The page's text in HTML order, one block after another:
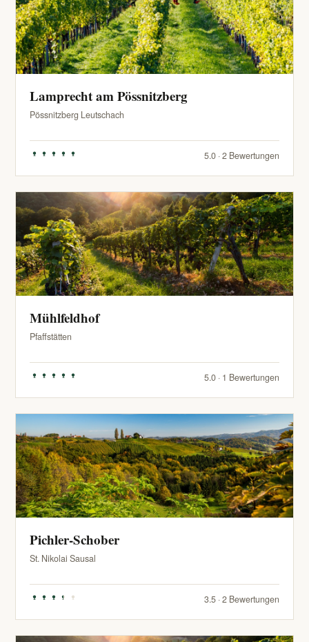
Lamprecht am Pössnitzberg
Pössnitzberg Leutschach
5.0 · 2 Bewertungen
Mühlfeldhof
Pfaffstätten
5.0 · 1 Bewertungen
Pichler-Schober
St. Nikolai Sausal
3.5 · 2 Bewertungen